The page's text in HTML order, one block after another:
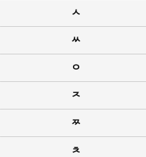
ㅅ
ㅆ
ㅇ
ㅈ
ㅉ
ㅊ